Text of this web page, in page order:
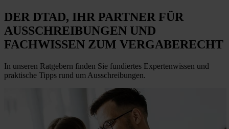
DER DTAD, IHR PARTNER FÜR
AUSSCHREIBUNGEN UND
FACHWISSEN ZUM VERGABERECHT
In unseren Ratgebern finden Sie fundiertes Expertenwissen und
praktische Tipps rund um Ausschreibungen.